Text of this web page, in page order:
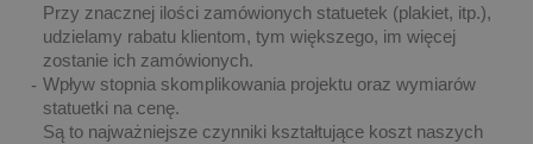
Przy znacznej ilości zamówionych statuetek (plakiet, itp.),
udzielamy rabatu klientom, tym większego, im więcej
zostanie ich zamówionych.
Wpływ stopnia skomplikowania projektu oraz wymiarów
statuetki na cenę.
Są to najważniejsze czynniki kształtujące koszt naszych